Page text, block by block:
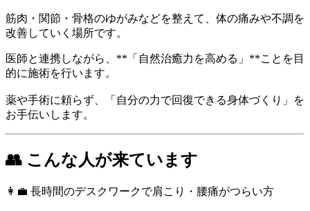
筋肉・関節・骨格のゆがみなどを整えて、体の痛みや不調を
改善していく場所です。
医師と連携しながら、**「自然治癒力を高める」**ことを目
的に施術を行います。
薬や手術に頼らず、「自分の力で回復できる身体づくり」を
お手伝いします。
👥 こんな人が来ています
👩‍💼 長時間のデスクワークで肩こり・腰痛がつらい方